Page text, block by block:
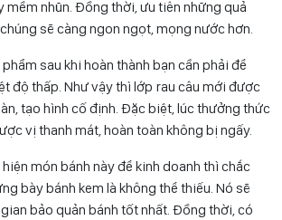
mềm nhũn. Đồng thời, ưu tiên những quả
sẽ càng ngon ngọt, mọng nước hơn.
sau khi hoàn thành bạn cần phải để
độ thấp. Như vậy thì lớp rau câu mới được
tạo hình cố định. Đặc biệt, lúc thưởng thức
vị thanh mát, hoàn toàn không bị ngấy.
món bánh này để kinh doanh thì chắc
bày bánh kem là không thể thiếu. Nó sẽ
bảo quản bánh tốt nhất. Đồng thời, có